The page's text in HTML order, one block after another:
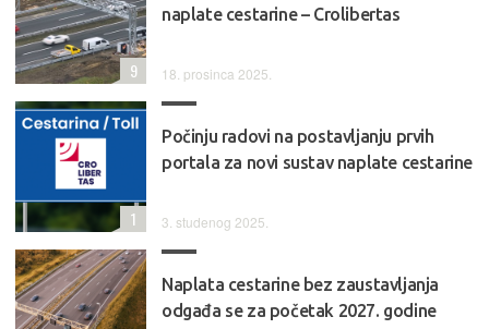
naplate cestarine – Crolibertas
18. prosinca 2025.
9
Počinju radovi na postavljanju prvih
portala za novi sustav naplate cestarine
3. studenog 2025.
1
Naplata cestarine bez zaustavljanja
odgađa se za početak 2027. godine